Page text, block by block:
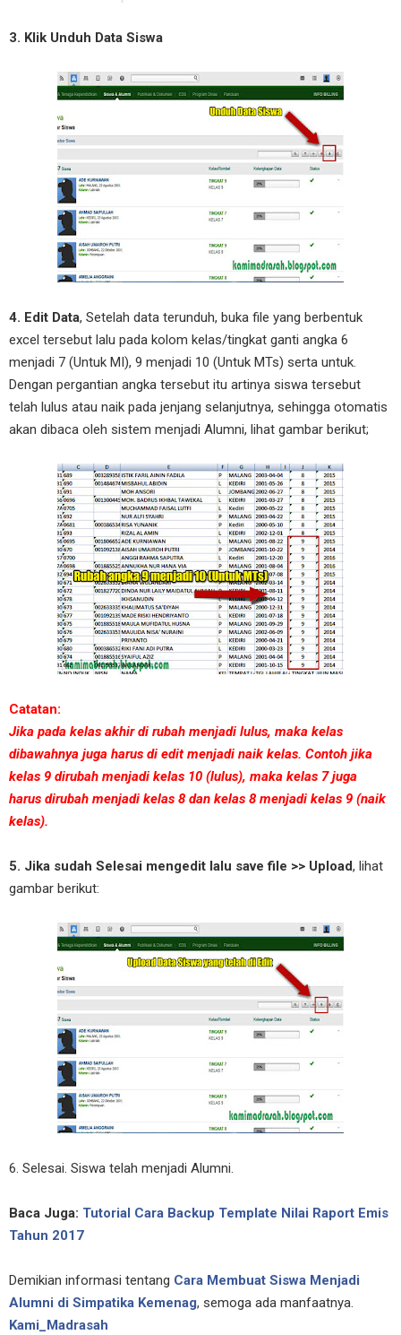
3. Klik Unduh Data Siswa
4. Edit Data, Setelah data terunduh, buka file yang berbentuk
excel tersebut lalu pada kolom kelas/tingkat ganti angka 6
menjadi 7 (Untuk MI), 9 menjadi 10 (Untuk MTs) serta untuk.
Dengan pergantian angka tersebut itu artinya siswa tersebut
telah lulus atau naik pada jenjang selanjutnya, sehingga otomatis
akan dibaca oleh sistem menjadi Alumni, lihat gambar berikut;
Catatan:
Jika pada kelas akhir di rubah menjadi lulus, maka kelas
dibawahnya juga harus di edit menjadi naik kelas. Contoh jika
kelas 9 dirubah menjadi kelas 10 (lulus), maka kelas 7 juga
harus dirubah menjadi kelas 8 dan kelas 8 menjadi kelas 9 (naik
kelas).
5. Jika sudah Selesai mengedit lalu save file >> Upload, lihat
gambar berikut:
6. Selesai. Siswa telah menjadi Alumni.
Baca Juga: Tutorial Cara Backup Template Nilai Raport Emis
Tahun 2017
Demikian informasi tentang Cara Membuat Siswa Menjadi
Alumni di Simpatika Kemenag, semoga ada manfaatnya.
Kami_Madrasah